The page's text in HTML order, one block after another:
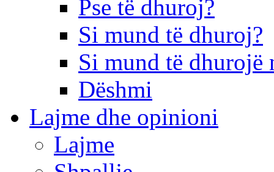
Pse të dhuroj?
Si mund të dhuroj?
Si mund të dhurojë
Dëshmi
Lajme dhe opinioni
Lajme